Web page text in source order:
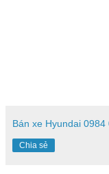
Bán xe Hyundai 0984
Chia sẻ